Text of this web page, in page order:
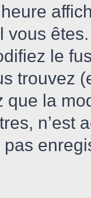
vous
le
trouvez
que la
n’est
pas